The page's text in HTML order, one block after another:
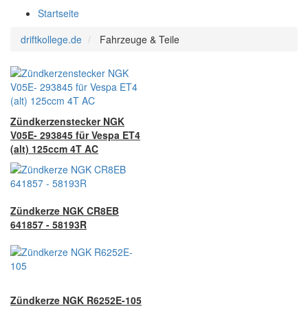
Startseite
driftkollege.de
Fahrzeuge & Teile
Zündkerzenstecker NGK
V05E- 293845 für Vespa ET4
(alt) 125ccm 4T AC
Zündkerze NGK CR8EB
641857 - 58193R
Zündkerze NGK R6252E-105